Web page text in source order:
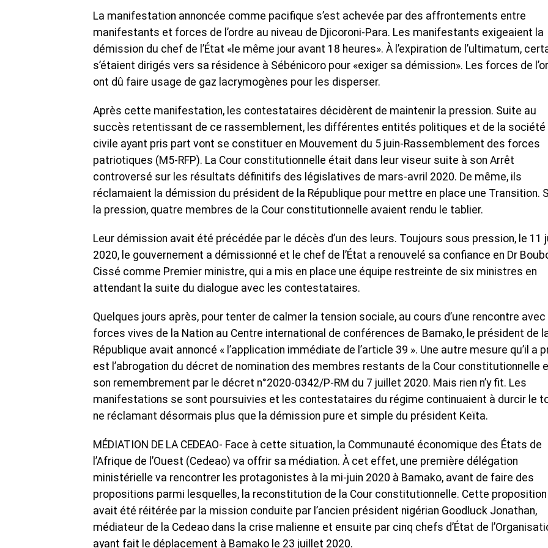
La manifestation annoncée comme pacifique s’est achevée par des affrontements entre
manifestants et forces de l’ordre au niveau de Djicoroni-Para. Les manifestants exigeaient la
démission du chef de l’État «le même jour avant 18 heures». À l’expiration de l’ultimatum,
s’étaient dirigés vers sa résidence à Sébénicoro pour «exiger sa démission». Les forces de
ont dû faire usage de gaz lacrymogènes pour les disperser.
Après cette manifestation, les contestataires décidèrent de maintenir la pression. Suite au
succès retentissant de ce rassemblement, les différentes entités politiques et de la société
civile ayant pris part vont se constituer en Mouvement du 5 juin-Rassemblement des forces
patriotiques (M5-RFP). La Cour constitutionnelle était dans leur viseur suite à son Arrêt
controversé sur les résultats définitifs des législatives de mars-avril 2020. De même, ils
réclamaient la démission du président de la République pour mettre en place une Transition.
la pression, quatre membres de la Cour constitutionnelle avaient rendu le tablier.
Leur démission avait été précédée par le décès d’un des leurs. Toujours sous pression, le 11
2020, le gouvernement a démissionné et le chef de l’État a renouvelé sa confiance en Dr
Cissé comme Premier ministre, qui a mis en place une équipe restreinte de six ministres en
attendant la suite du dialogue avec les contestataires.
Quelques jours après, pour tenter de calmer la tension sociale, au cours d’une rencontre avec
forces vives de la Nation au Centre international de conférences de Bamako, le président de
République avait annoncé « l’application immédiate de l’article 39 ». Une autre mesure qu’il a
est l’abrogation du décret de nomination des membres restants de la Cour constitutionnelle
son remembrement par le décret n°2020-0342/P-RM du 7 juillet 2020. Mais rien n’y fit. Les
manifestations se sont poursuivies et les contestataires du régime continuaient à durcir le
ne réclamant désormais plus que la démission pure et simple du président Keïta.
MÉDIATION DE LA CEDEAO- Face à cette situation, la Communauté économique des États de
l’Afrique de l’Ouest (Cedeao) va offrir sa médiation. À cet effet, une première délégation
ministérielle va rencontrer les protagonistes à la mi-juin 2020 à Bamako, avant de faire des
propositions parmi lesquelles, la reconstitution de la Cour constitutionnelle. Cette proposition
avait été réitérée par la mission conduite par l’ancien président nigérian Goodluck Jonathan,
médiateur de la Cedeao dans la crise malienne et ensuite par cinq chefs d’État de
ayant fait le déplacement à Bamako le 23 juillet 2020.